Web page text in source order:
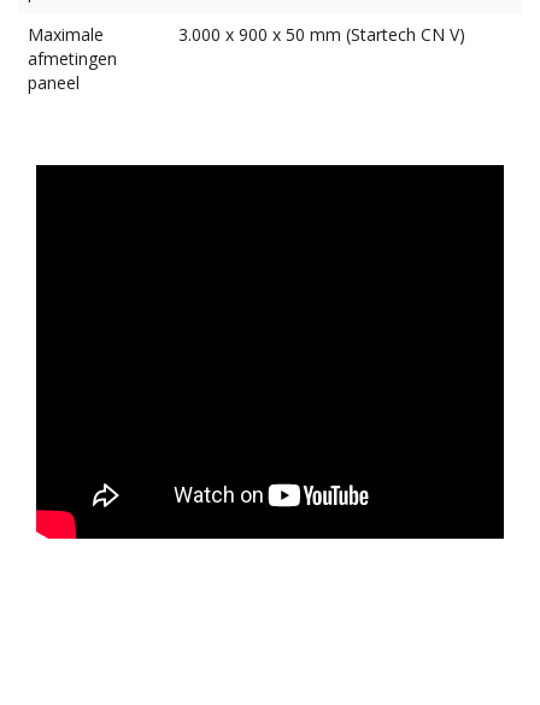
Maximale
afmetingen
paneel
3.000 x 900 x 50 mm (Startech CN V)